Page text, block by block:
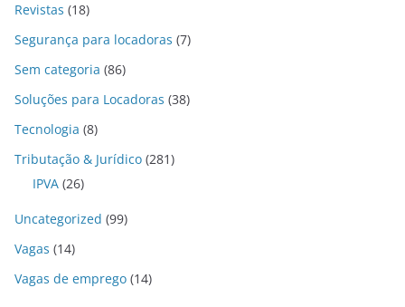
Revistas (18)
Segurança para locadoras (7)
Sem categoria (86)
Soluções para Locadoras (38)
Tecnologia (8)
Tributação & Jurídico (281)
IPVA (26)
Uncategorized (99)
Vagas (14)
Vagas de emprego (14)